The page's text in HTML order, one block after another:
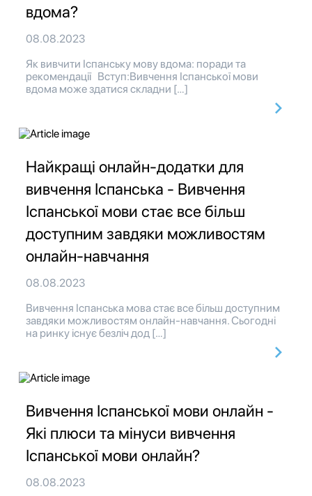
вдома?
08.08.2023
Як вивчити Іспанську мову вдома: поради та
рекомендації Вступ:Вивчення Іспанської мови
вдома може здатися складни […]
Найкращі онлайн-додатки для
вивчення Іспанська - Вивчення
Іспанської мови стає все більш
доступним завдяки можливостям
онлайн-навчання
08.08.2023
Вивчення Іспанська мова стає все більш доступним
завдяки можливостям онлайн-навчання. Сьогодні
на ринку існує безліч дод […]
Вивчення Іспанської мови онлайн -
Які плюси та мінуси вивчення
Іспанської мови онлайн?
08.08.2023